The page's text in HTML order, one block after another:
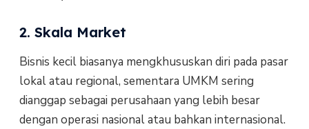
2. Skala Market
Bisnis kecil biasanya mengkhususkan diri pada pasar
lokal atau regional, sementara UMKM sering
dianggap sebagai perusahaan yang lebih besar
dengan operasi nasional atau bahkan internasional.